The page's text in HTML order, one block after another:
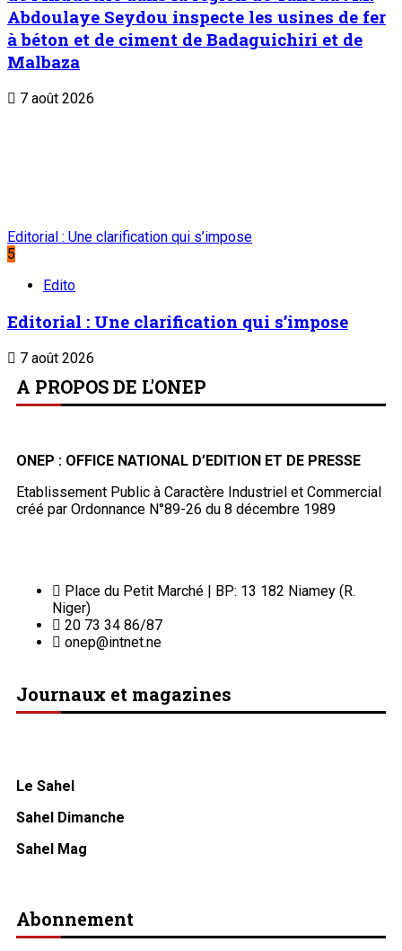
Abdoulaye Seydou inspecte les usines de fer
à béton et de ciment de Badaguichiri et de
Malbaza
7 août 2026
Editorial : Une clarification qui s’impose
5
Edito
Editorial : Une clarification qui s’impose
7 août 2026
A PROPOS DE L'ONEP
ONEP : OFFICE NATIONAL D’EDITION ET DE PRESSE
Etablissement Public à Caractère Industriel et Commercial
créé par Ordonnance N°89-26 du 8 décembre 1989
Place du Petit Marché | BP: 13 182 Niamey (R.
Niger)
20 73 34 86/87
onep@intnet.ne
Journaux et magazines
Le Sahel
Sahel Dimanche
Sahel Mag
Abonnement